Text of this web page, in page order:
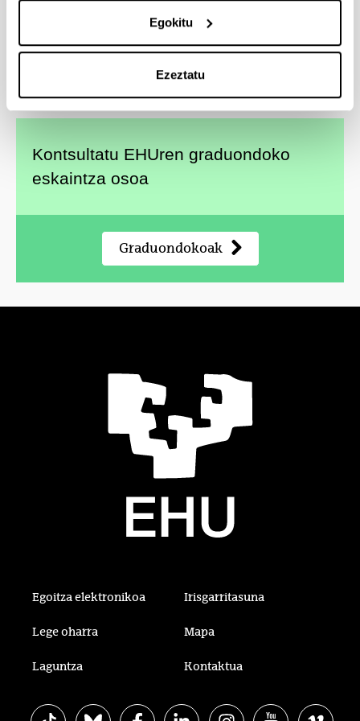
Egokitu
Ezeztatu
Nazioarteko Lankidetza eta Hezkuntza
Marketin eta Merkataritza Zuzendaritza
Kontsultatu EHUren graduondoko
eskaintza osoa
Graduondokoak
Egoitza elektronikoa Irisgarritasuna
Lege oharra Mapa
Laguntza Kontaktua